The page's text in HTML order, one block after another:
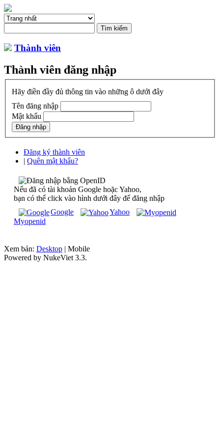
Thành viên
Thành viên đăng nhập
Hãy điền đầy đủ thông tin vào những ô dưới đây
Tên đăng nhập
Mật khẩu
Đăng ký thành viên
| Quên mật khẩu?
Nếu đã có tài khoản Google hoặc Yahoo,
bạn có thể click vào hình dưới đây để đăng nhập
Google
Yahoo
Myopenid
Xem bản: Desktop | Mobile
Powered by NukeViet 3.3.